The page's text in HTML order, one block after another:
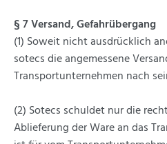
§ 7 Versand, Gefahrübergang
(1) Soweit nicht ausdrücklich
sotecs die angemessene
Transportunternehmen nach
(2) Sotecs schuldet nur die
Ablieferung der Ware an das